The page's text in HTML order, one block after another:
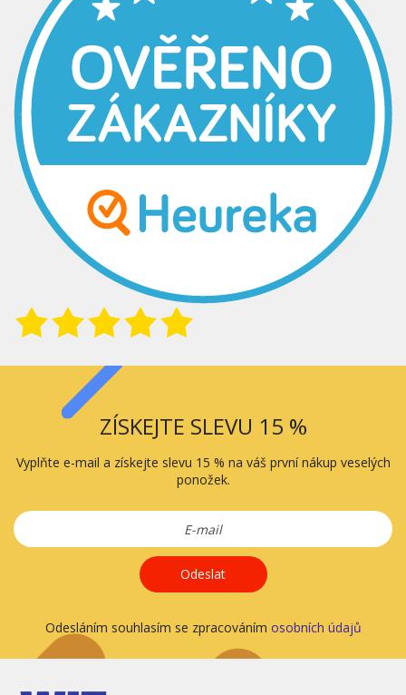
ZÍSKEJTE SLEVU 15 %
Vyplňte e-mail a získejte slevu 15 % na váš první nákup veselých
ponožek.
Odeslat
Odesláním souhlasím se zpracováním osobních údajů